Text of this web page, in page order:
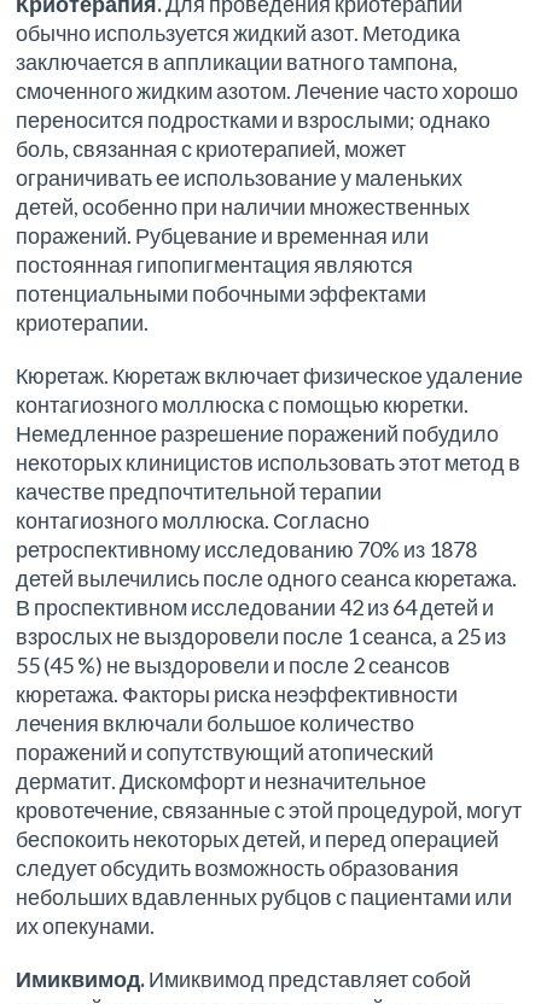
обычно используется жидкий азот. Методика
заключается в аппликации ватного тампона,
смоченного жидким азотом. Лечение часто хорошо
переносится подростками и взрослыми; однако
боль, связанная с криотерапией, может
ограничивать ее использование у маленьких
детей, особенно при наличии множественных
поражений. Рубцевание и временная или
постоянная гипопигментация являются
потенциальными побочными эффектами
криотерапии.
Кюретаж. Кюретаж включает физическое удаление
контагиозного моллюска с помощью кюретки.
Немедленное разрешение поражений побудило
некоторых клиницистов использовать этот метод в
качестве предпочтительной терапии
контагиозного моллюска. Согласно
ретроспективному исследованию 70% из 1878
детей вылечились после одного сеанса кюретажа.
В проспективном исследовании 42 из 64 детей и
взрослых не выздоровели после 1 сеанса, а 25 из
55 (45 %) не выздоровели и после 2 сеансов
кюретажа. Факторы риска неэффективности
лечения включали большое количество
поражений и сопутствующий атопический
дерматит. Дискомфорт и незначительное
кровотечение, связанные с этой процедурой, могут
беспокоить некоторых детей, и перед операцией
следует обсудить возможность образования
небольших вдавленных рубцов с пациентами или
их опекунами.
Имиквимод.Имиквимод представляет собой